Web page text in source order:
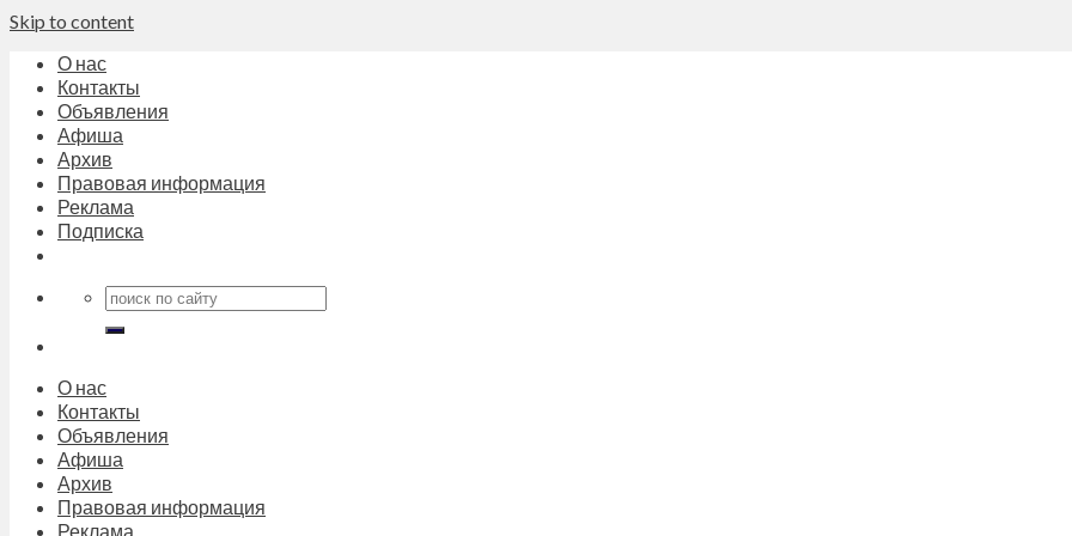
Skip to content
О нас
Контакты
Объявления
Афиша
Архив
Правовая информация
Реклама
Подписка
О нас
Контакты
Объявления
Афиша
Архив
Правовая информация
Реклама